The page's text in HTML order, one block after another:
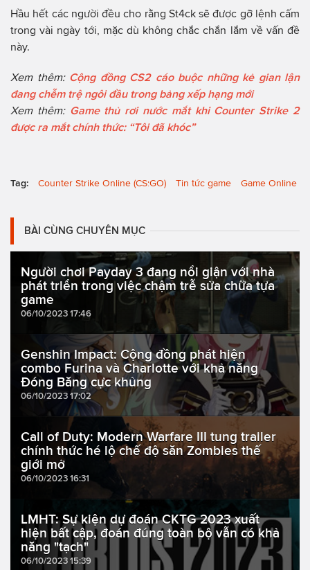
Hầu hết các người đều cho rằng St4ck sẽ được gỡ lệnh cấm
trong vài ngày tới, mặc dù không chắc chắn lắm về vấn đề
này.
Xem thêm: Cộng đồng CS2 cáo buộc những kẻ gian lận
đang chễm trệ ngôi đầu trong bảng xếp hạng mới
Xem thêm: Game thủ rơi nước mắt khi Counter Strike 2
được ra mắt chính thức: “Tôi đã khóc”
Tag: Counter Strike Online (CS:GO) Tin tức game Game Online
BÀI CÙNG CHUYÊN MỤC
Người chơi Payday 3 đang nổi giận với nhà
phát triển trong việc chậm trễ sửa chữa tựa
game
06/10/2023 17:46
Genshin Impact: Cộng đồng phát hiện
combo Furina và Charlotte với khả năng
Đóng Băng cực khủng
06/10/2023 17:02
Call of Duty: Modern Warfare III tung trailer
chính thức hé lộ chế độ săn Zombies thế
giới mở
06/10/2023 16:31
LMHT: Sự kiện dự đoán CKTG 2023 xuất
hiện bất cập, đoán đúng toàn bộ vẫn có khả
năng "tạch"
06/10/2023 15:39